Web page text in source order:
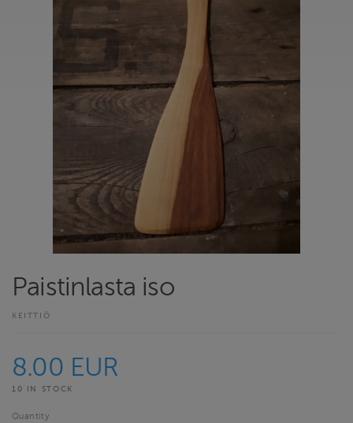
Paistinlasta iso
KEITTIÖ
8.00 EUR
10 IN STOCK
Quantity